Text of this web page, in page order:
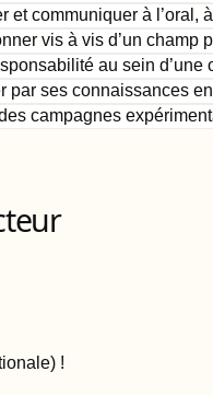
et communiquer à l’oral,
vis à vis d’un champ
au sein
par ses connaissances
campagnes
!